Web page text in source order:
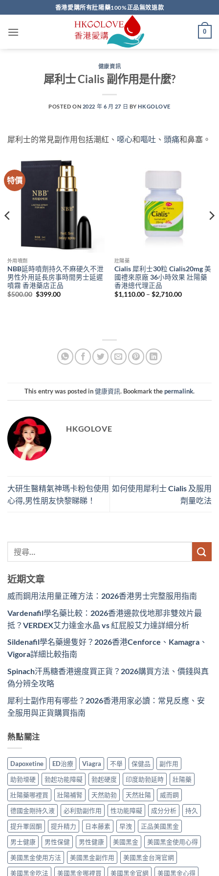
to
content
香港愛購所有壯陽藥100%正品無效退款
0
健康資訊
犀利士 Cialis 副作用是什麼?
POSTED ON 2022 年 6 月 27 日 BYHKGOLOVE
犀利士的常見副作用包括潮紅、 噁心和嘔吐 、 頭痛和鼻塞。
特價
外用噴劑
NBB延時噴劑持久不麻硬久不泄
男性外用延長房事時間男士延遲
噴霧 香港藥店正品
$500.00 Original
$399.00Current
壯陽藥
Cialis 犀利士30粒 Cialis20mg 美
國禮來原廠 36小時效果 壯陽藥
香港總代理正品
$1,110.00 – $2,710.00Price
This entry was posted in健康資訊. Bookmark thepermalink.
HKGOLOVE
大研生醫精氣神瑪卡粉包使用
心得,男性朋友快黎睇睇！
如何使用犀利士 Cialis 及服用
劑量吃法
近期文章
威而鋼用法用量正確方法：2026香港男士完整服用指南
Vardenafil學名藥比較：2026香港邊款伐地那非雙效片最
抵？VERDEX艾力達金水晶 vs 紅屁股艾力達詳細分析
Sildenafil學名藥邊隻好？2026香港Cenforce、Kamagra、
Vigora詳細比較指南
Spinach汗馬糖香港邊度買正貨？2026購買方法、價錢與真
偽分辨全攻略
犀利士副作用有哪些？2026香港用家必讀：常見反應、安
全服用與正貨購買指南
熱點關注
Dapoxetine ED治療 Viagra 不舉 保健品
副作用
助勃增硬
勃起功能障礙 勃起硬度 印度助勃延時
壯陽藥
壯陽藥哪裡買
壯陽補腎 天然助勃 天然壯陽
威而鋼
德國金剛持久液
必利勁副作用 性功能障礙 成分分析
持久
提升睪固酮
提升精力 日本藤素 早洩
正品美國黑金
男士健康
男性保健 男性健康 美國黑金
美國黑金使用心得
美國黑金使用方法
美國黑金副作用
美國黑金台灣官網
美國黑金吃法
美國黑金哪裡買 美國黑金官網 美國黑金心得